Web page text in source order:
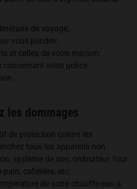
de voyage;
vous joindre;
et celles de votre maison;
concernant votre police
les dommages
de protection contre les
tous les appareils non
système de son, ordinateur, four
cafetière, etc.
de votre chauffe-eau à